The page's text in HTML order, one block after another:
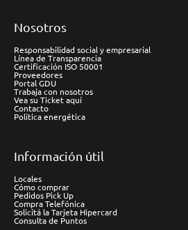
Nosotros
Responsabilidad social y empresarial
Línea de Transparencia
Certificación ISO 50001
Proveedores
Portal GDU
Trabaja con nosotros
Vea su Ticket aquí
Contacto
Política energética
Información útil
Locales
Cómo comprar
Pedidos Pick Up
Compra Telefónica
Solicitá la Tarjeta Hipercard
Consulta de Puntos